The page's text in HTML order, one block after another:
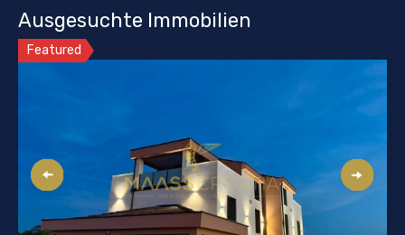
Ausgesuchte Immobilien
Featured